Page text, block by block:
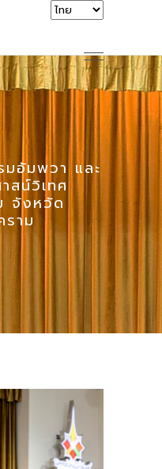
อัมพวา และ
สน์วิเทศ
จังหวัด
าม